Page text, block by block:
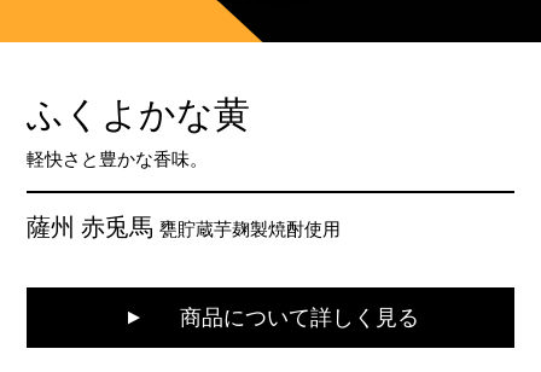
ふくよかな黄
軽快さと豊かな香味。
薩州 赤兎馬甕貯蔵芋麹製焼酎使用
商品について詳しく見る